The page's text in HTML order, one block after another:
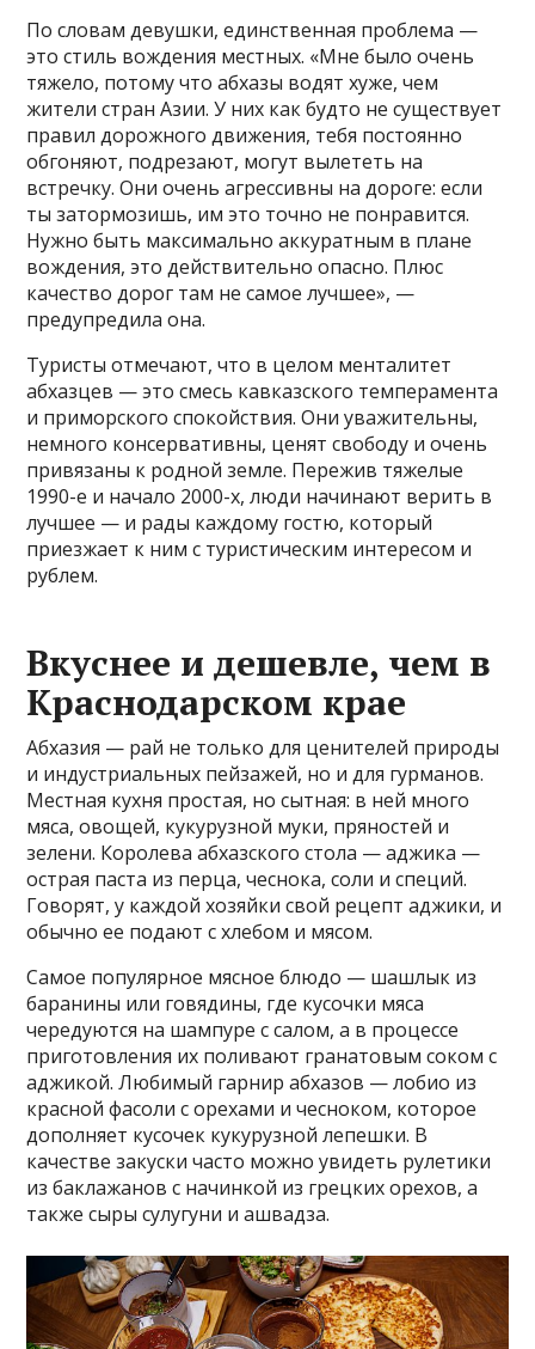
По словам девушки, единственная проблема —
это стиль вождения местных. «Мне было очень
тяжело, потому что абхазы водят хуже, чем
жители стран Азии. У них как будто не существует
правил дорожного движения, тебя постоянно
обгоняют, подрезают, могут вылететь на
встречку. Они очень агрессивны на дороге: если
ты затормозишь, им это точно не понравится.
Нужно быть максимально аккуратным в плане
вождения, это действительно опасно. Плюс
качество дорог там не самое лучшее», —
предупредила она.
Туристы отмечают, что в целом менталитет
абхазцев — это смесь кавказского темперамента
и приморского спокойствия. Они уважительны,
немного консервативны, ценят свободу и очень
привязаны к родной земле. Пережив тяжелые
1990-е и начало 2000-х, люди начинают верить в
лучшее — и рады каждому гостю, который
приезжает к ним с туристическим интересом и
рублем.
Вкуснее и дешевле, чем в
Краснодарском крае
Абхазия — рай не только для ценителей природы
и индустриальных пейзажей, но и для гурманов.
Местная кухня простая, но сытная: в ней много
мяса, овощей, кукурузной муки, пряностей и
зелени. Королева абхазского стола — аджика —
острая паста из перца, чеснока, соли и специй.
Говорят, у каждой хозяйки свой рецепт аджики, и
обычно ее подают с хлебом и мясом.
Самое популярное мясное блюдо — шашлык из
баранины или говядины, где кусочки мяса
чередуются на шампуре с салом, а в процессе
приготовления их поливают гранатовым соком с
аджикой. Любимый гарнир абхазов — лобио из
красной фасоли с орехами и чесноком, которое
дополняет кусочек кукурузной лепешки. В
качестве закуски часто можно увидеть рулетики
из баклажанов с начинкой из грецких орехов, а
также сыры сулугуни и ашвадза.